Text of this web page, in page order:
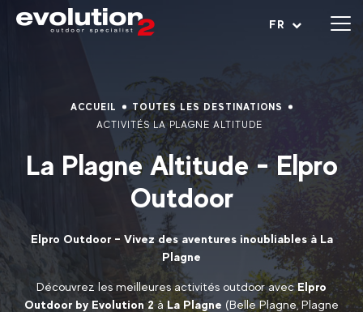
FR
Ouvrir le menu
ACCUEIL
TOUTES LES DESTINATIONS
ACTIVITÉS LA PLAGNE ALTITUDE
La Plagne Altitude - Elpro
Outdoor
Elpro Outdoor – Vivez des aventures inoubliables à La
Plagne
Découvrez les meilleures activités outdoor avecElpro
Outdoor by Evolution 2à La Plagne (Belle Plagne, Plagne